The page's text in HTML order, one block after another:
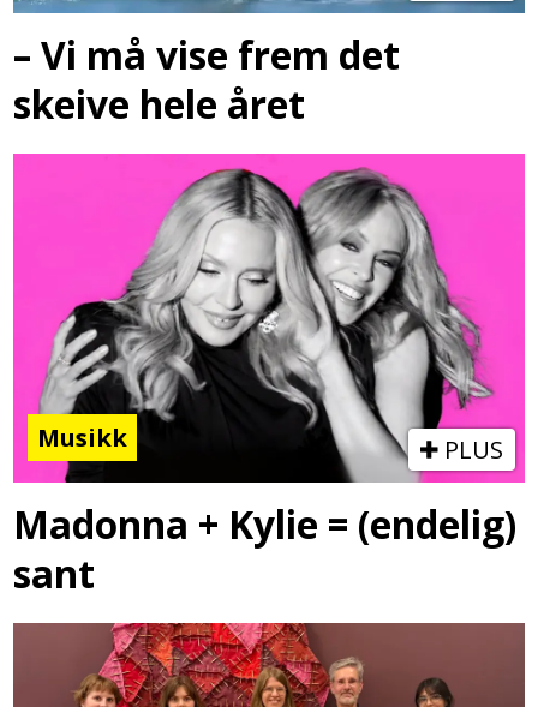
– Vi må vise frem det
skeive hele året
Musikk PLUS
Madonna + Kylie = (endelig)
sant